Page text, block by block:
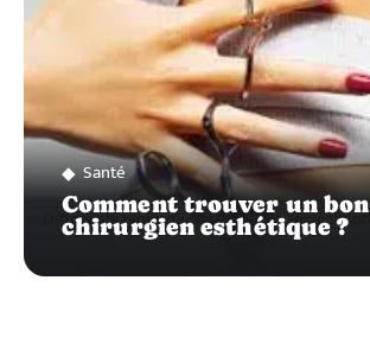
Santé
Comment trouver un bon
chirurgien esthétique ?